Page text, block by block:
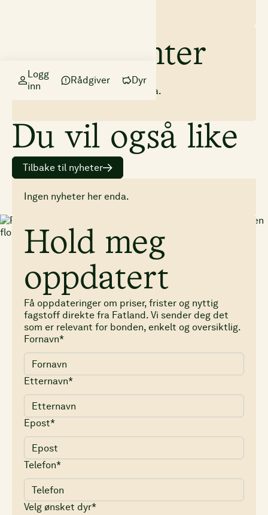
Logg
inn
Rådgiver Dyr
Dokumenter
Ingen dokumenter her enda.
Du vil også like
Tilbake til nyheter
Ingen nyheter her enda.
Hold meg
oppdatert
Få oppdateringer om priser, frister og nyttig
fagstoff direkte fra Fatland. Vi sender deg det
som er relevant for bonden, enkelt og oversiktlig.
Fornavn*
Etternavn*
Epost*
Telefon*
Velg ønsket dyr*